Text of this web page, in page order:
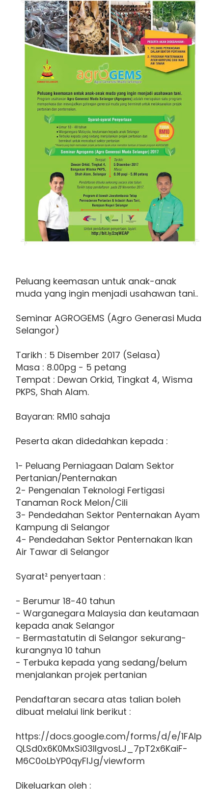
Peluang keemasan untuk anak-anak
muda yang ingin menjadi usahawan tani..
Seminar AGROGEMS (Agro Generasi Muda
Selangor)
Tarikh : 5 Disember 2017 (Selasa)
Masa : 8.00pg - 5 petang
Tempat : Dewan Orkid, Tingkat 4, Wisma
PKPS, Shah Alam.
Bayaran: RM10 sahaja
Peserta akan didedahkan kepada :
1- Peluang Perniagaan Dalam Sektor
Pertanian/Penternakan
2- Pengenalan Teknologi Fertigasi
Tanaman Rock Melon/Cili
3- Pendedahan Sektor Penternakan Ayam
Kampung di Selangor
4- Pendedahan Sektor Penternakan Ikan
Air Tawar di Selangor
Syarat² penyertaan :
- Berumur 18-40 tahun
- Warganegara Malaysia dan keutamaan
kepada anak Selangor
- Bermastatutin di Selangor sekurang-
kurangnya 10 tahun
- Terbuka kepada yang sedang/belum
menjalankan projek pertanian
Pendaftaran secara atas talian boleh
dibuat melalui link berikut :
https://docs.google.com/forms/d/e/1FAIp
QLSd0x6K0MxSi03llgvosLJ_7pT2x6KaiF-
M6C0oLbYP0qyFlJg/viewform
Dikeluarkan oleh :